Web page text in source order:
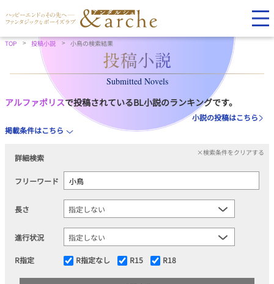
TOP 投稿小説 小鳥の検索結果
Submitted Novels
アルファポリスで投稿されているBL小説のランキングです。
小説の投稿はこちら
掲載条件はこちら
詳細検索
×検索条件をクリアする
フリーワード
長さ
進行状況
R指定 R指定なし R15 R18